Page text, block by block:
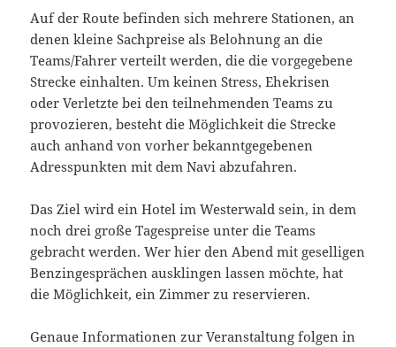
Auf der Route befinden sich mehrere Stationen, an
denen kleine Sachpreise als Belohnung an die
Teams/Fahrer verteilt werden, die die vorgegebene
Strecke einhalten. Um keinen Stress, Ehekrisen
oder Verletzte bei den teilnehmenden Teams zu
provozieren, besteht die Möglichkeit die Strecke
auch anhand von vorher bekanntgegebenen
Adresspunkten mit dem Navi abzufahren.
Das Ziel wird ein Hotel im Westerwald sein, in dem
noch drei große Tagespreise unter die Teams
gebracht werden. Wer hier den Abend mit geselligen
Benzingesprächen ausklingen lassen möchte, hat
die Möglichkeit, ein Zimmer zu reservieren.
Genaue Informationen zur Veranstaltung folgen in